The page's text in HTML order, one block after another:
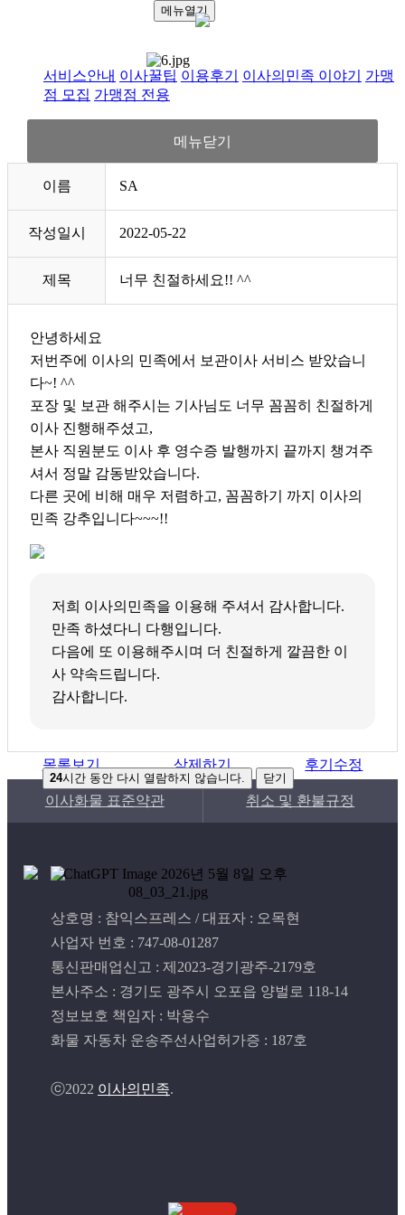
24시간 동안 다시 열람하지 않습니다. 닫기
메뉴열기
서비스안내 이사꿀팁 이용후기 이사의민족 이야기
가맹
점 모집 가맹점 전용
메뉴닫기
이름 SA
작성일시 2022-05-22
제목 너무 친절하세요!! ^^
안녕하세요
저번주에 이사의 민족에서 보관이사 서비스 받았습니
다~! ^^
포장 및 보관 해주시는 기사님도 너무 꼼꼼히 친절하게
이사 진행해주셨고,
본사 직원분도 이사 후 영수증 발행까지 끝까지 챙겨주
셔서 정말 감동받았습니다.
다른 곳에 비해 매우 저렴하고, 꼼꼼하기 까지 이사의
민족 강추입니다~~~!!
저희 이사의민족을 이용해 주셔서 감사합니다.
만족 하셨다니 다행입니다.
다음에 또 이용해주시며 더 친절하게 깔끔한 이
사 약속드립니다.
감사합니다.
목록보기 삭제하기 후기수정
이사화물 표준약관 취소 및 환불규정
상호명 : 참익스프레스 / 대표자 : 오목현
사업자 번호 : 747-08-01287
통신판매업신고 : 제2023-경기광주-2179호
본사주소 : 경기도 광주시 오포읍 양벌로 118-14
정보보호 책임자 : 박용수
화물 자동차 운송주선사업허가증 : 187호
ⓒ2022 이사의민족.